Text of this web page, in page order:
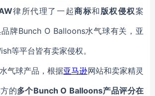
律所代理了一起商标和版权侵权案
牌Bunch O Balloons水气球有关，亚
等平台皆有卖家侵权。
气球产品，根据亚马逊网站和卖家精灵
的多个Bunch O Balloons产品评分在